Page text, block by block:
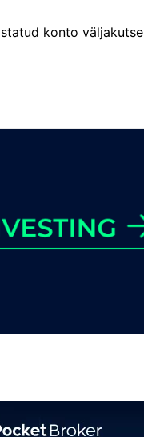
konto väljakutse